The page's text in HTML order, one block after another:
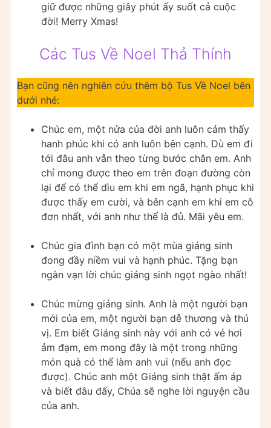
giữ được những giây phút ấy suốt cả cuộc
đời! Merry Xmas!
Các Tus Về Noel Thả Thính
Bạn cũng nên nghiên cứu thêm bộ Tus Về Noel bên
dưới nhé:
Chúc em, một nửa của đời anh luôn cảm thấy
hanh phúc khi có anh luôn bên cạnh. Dù em đi
tới đâu anh vẫn theo từng bước chân em. Anh
chỉ mong được theo em trên đoạn đường còn
lại để có thể dìu em khi em ngã, hạnh phục khi
được thấy em cười, và bên cạnh em khi em cô
đơn nhất, với anh như thế là đủ. Mãi yêu em.
Chúc gia đình bạn có một mùa giáng sinh
đong đầy niềm vui và hạnh phúc. Tặng bạn
ngàn vạn lời chúc giáng sinh ngọt ngào nhất!
Chúc mừng giáng sinh. Anh là một người bạn
mới của em, một người bạn dễ thương và thú
vị. Em biết Giáng sinh này với anh có vẻ hơi
ảm đạm, em mong đây là một trong những
món quà có thể làm anh vui (nếu anh đọc
được). Chúc anh một Giáng sinh thật ấm áp
và biết đâu đấy, Chúa sẽ nghe lời nguyện cầu
của anh.